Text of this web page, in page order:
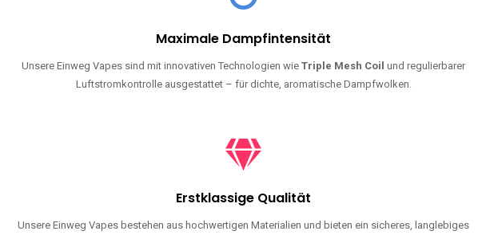
Maximale Dampfintensität
Unsere Einweg Vapes sind mit innovativen Technologien wieTriple Mesh Coil und regulierbarer
Luftstromkontrolle ausgestattet – für dichte, aromatische Dampfwolken.
Erstklassige Qualität
Unsere Einweg Vapes bestehen aus hochwertigen Materialien und bieten ein sicheres, langlebiges